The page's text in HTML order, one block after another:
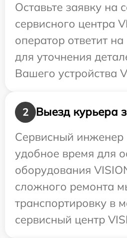
Оставьте заявку на
сервисного центра
оператор ответит
для уточнения
Вашего устройства
2
Выезд курьера
Сервисный инженер
удобное время для
оборудования
сложного ремонта
транспортировку в
сервисный центр